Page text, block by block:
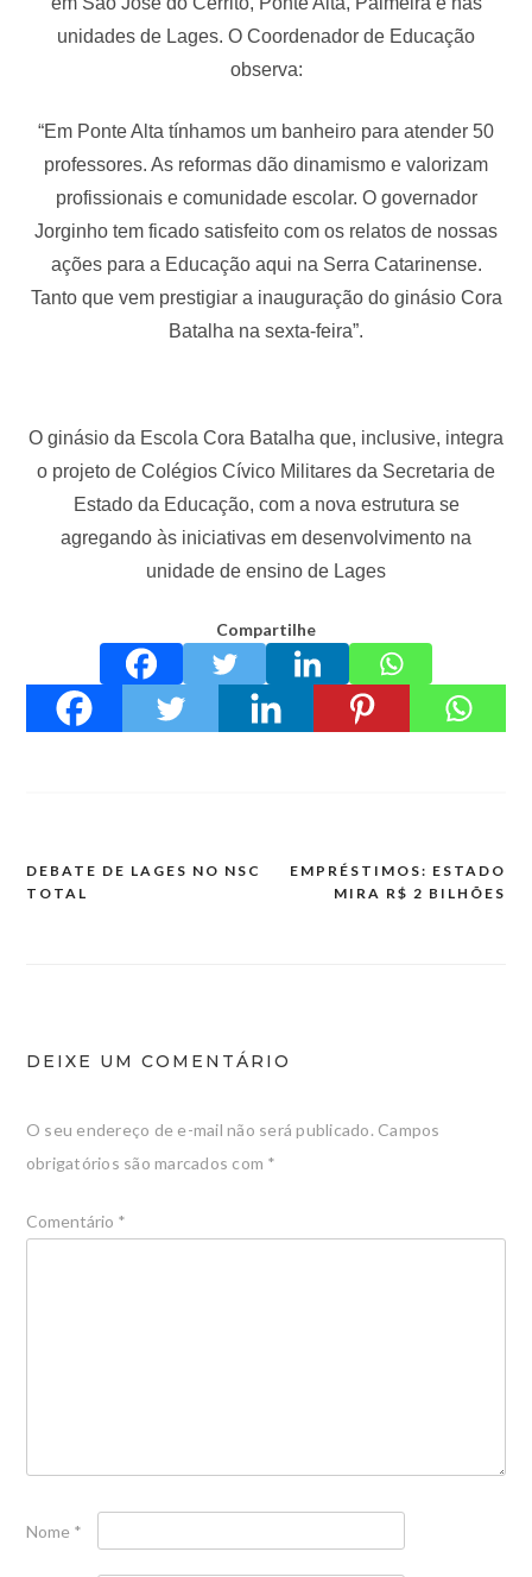
unidades de Lages. O Coordenador de Educação
observa:
“Em Ponte Alta tínhamos um banheiro para atender 50
professores. As reformas dão dinamismo e valorizam
profissionais e comunidade escolar. O governador
Jorginho tem ficado satisfeito com os relatos de nossas
ações para a Educação aqui na Serra Catarinense.
Tanto que vem prestigiar a inauguração do ginásio Cora
Batalha na sexta-feira”.
O ginásio da Escola Cora Batalha que, inclusive, integra
o projeto de Colégios Cívico Militares da Secretaria de
Estado da Educação, com a nova estrutura se
agregando às iniciativas em desenvolvimento na
unidade de ensino de Lages
Compartilhe
Navegação
DEBATE DE LAGES NO NSC
TOTAL
EMPRÉSTIMOS: ESTADO
MIRA R$ 2 BILHÕES
DEIXE UM COMENTÁRIO
O seu endereço de e-mail não será publicado. Campos
obrigatórios são marcados com *
Comentário *
Nome *